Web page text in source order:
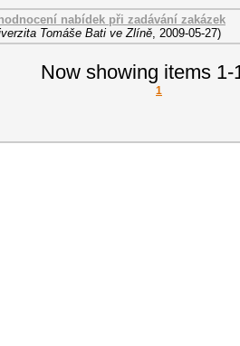
nabídek při zadávání zakázek
Tomáše Bati ve Zlíně 2009-05-27)
Now showing items 1-
1